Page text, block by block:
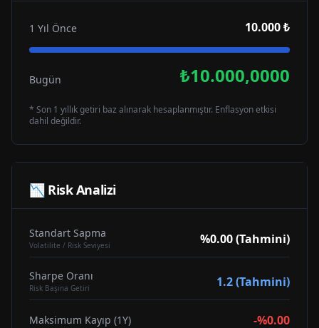
1 Yıl Önce 10.000 ₺
Bugün ₺10.000,0000
* Son 1 yıllık getiri baz alınarak hesaplanmıştır. Enflasyon etkisi
dahil değildir.
📉 Risk Analizi
Standart Sapma
Volatilite / Risk Seviyesi %0.00 (Tahmini)
Sharpe Oranı
Risk Başına Getiri 1.2 (Tahmini)
Maksimum Kayıp (1Y) -%0.00